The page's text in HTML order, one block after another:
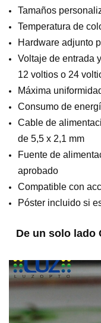
Tamaños
Temperatura de
Hardware adjunto
Voltaje de entrada
12 voltios o 24
Máxima
Consumo de
Cable de
de 5,5 x 2,1 mm
Fuente de
aprobado
Compatible con
Póster incluido si
De un solo lado